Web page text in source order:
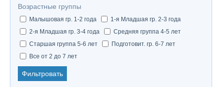
Возрастные группы
Малышовая гр. 1-2 года
1-я Младшая гр. 2-3 года
2-я Младшая гр. 3-4 года
Средняя группа 4-5 лет
Старшая группа 5-6 лет
Подготовит. гр. 6-7 лет
Все от 2 до 7 лет
Фильтровать